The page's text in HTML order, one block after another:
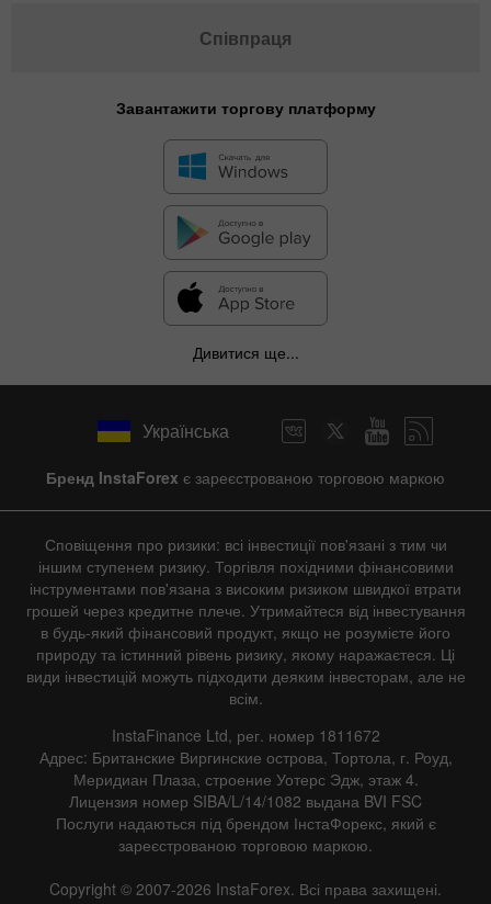
2 years 3 years / 4 years Actual Forecast Previous|
Data not found
Details about the event
History
Date Actual Forecast Previous
Співпраця
Завантажити торгову платформу
Дивитися ще...
Українська
Бренд InstaForex є зареєстрованою торговою маркою
Сповіщення про ризики: всі інвестиції пов'язані з тим чи
іншим ступенем ризику. Торгівля похідними фінансовими
інструментами пов'язана з високим ризиком швидкої втрати
грошей через кредитне плече. Утримайтеся від інвестування
в будь-який фінансовий продукт, якщо не розумієте його
природу та істинний рівень ризику, якому наражаєтеся. Ці
види інвестицій можуть підходити деяким інвесторам, але не
всім.
InstaFinance Ltd, рег. номер 1811672
Адрес: Британские Виргинские острова, Тортола, г. Роуд,
Меридиан Плаза, строение Уотерс Эдж, этаж 4.
Лицензия номер SIBA/L/14/1082 выдана BVI FSC
Послуги надаються під брендом ІнстаФорекс, який є
зареєстрованою торговою маркою.
Copyright © 2007-2026 InstaForex. Всі права захищені.